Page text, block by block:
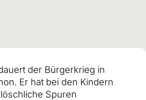
Not
der Bürgerkrieg in
Er hat bei den Kindern
Spuren